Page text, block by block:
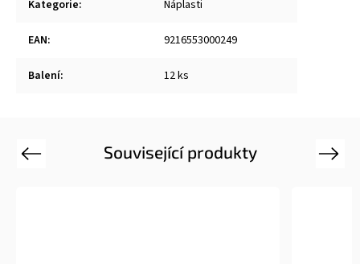
Kategorie: Náplasti
EAN: 9216553000249
Balení: 12 ks
Související produkty
Previous Next